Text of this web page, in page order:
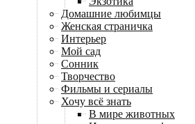
Домашние любимцы
Женская страничка
Интерьер
Мой сад
Сонник
Творчество
Фильмы и сериалы
Хочу всё знать
В мире животных